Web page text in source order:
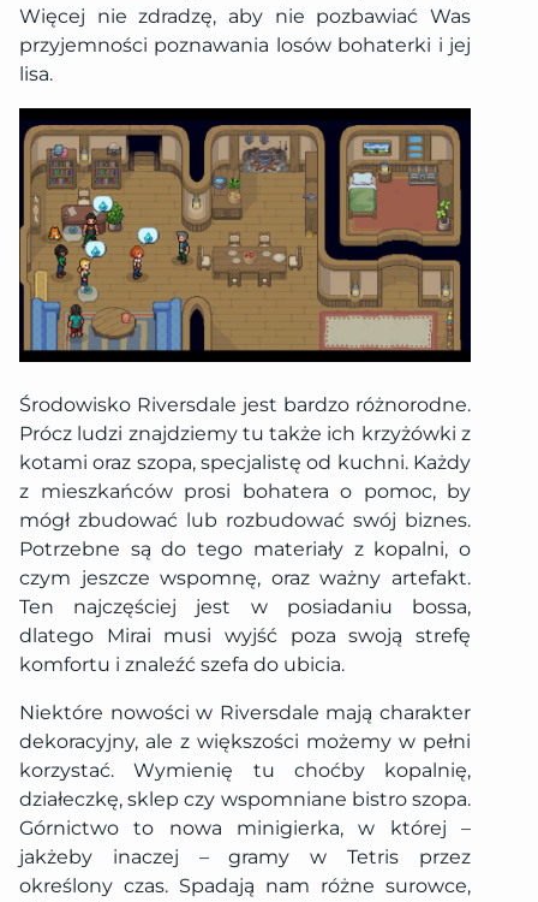
Więcej nie zdradzę, aby nie pozbawiać Was
przyjemności poznawania losów bohaterki i jej
lisa.
Środowisko Riversdale jest bardzo różnorodne.
Prócz ludzi znajdziemy tu także ich krzyżówki z
kotami oraz szopa, specjalistę od kuchni. Każdy
z mieszkańców prosi bohatera o pomoc, by
mógł zbudować lub rozbudować swój biznes.
Potrzebne są do tego materiały z kopalni, o
czym jeszcze wspomnę, oraz ważny artefakt.
Ten najczęściej jest w posiadaniu bossa,
dlatego Mirai musi wyjść poza swoją strefę
komfortu i znaleźć szefa do ubicia.
Niektóre nowości w Riversdale mają charakter
dekoracyjny, ale z większości możemy w pełni
korzystać. Wymienię tu choćby kopalnię,
działeczkę, sklep czy wspomniane bistro szopa.
Górnictwo to nowa minigierka, w której –
jakżeby inaczej – gramy w Tetris przez
określony czas. Spadają nam różne surowce,